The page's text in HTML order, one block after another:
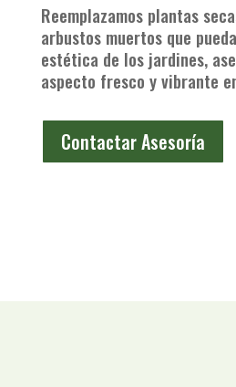
Reemplazamos plantas
arbustos muertos que
estética de los jardines,
aspecto fresco y vibrante
Contactar Asesoría